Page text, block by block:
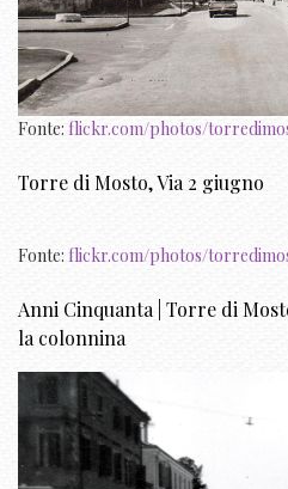
Fonte: flickr.com/photos/
Torre di Mosto, Via 2 giugno
Fonte: flickr.com/photos/
Anni Cinquanta | Torre di
la colonnina